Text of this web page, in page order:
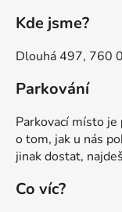
Kde jsme?
Dlouhá 497, 760
Parkování
Parkovací místo je
o tom, jak u nás
jinak dostat, najdeš
Co víc?